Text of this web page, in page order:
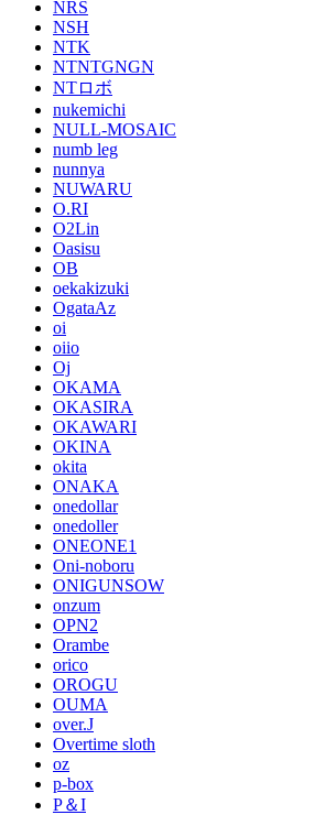
NRS
NSH
NTK
NTNTGNGN
NTロボ
nukemichi
NULL-MOSAIC
numb leg
nunnya
NUWARU
O.RI
O2Lin
Oasisu
OB
oekakizuki
OgataAz
oi
oiio
Oj
OKAMA
OKASIRA
OKAWARI
OKINA
okita
ONAKA
onedollar
onedoller
ONEONE1
Oni-noboru
ONIGUNSOW
onzum
OPN2
Orambe
orico
OROGU
OUMA
over.J
Overtime sloth
oz
p-box
P＆I